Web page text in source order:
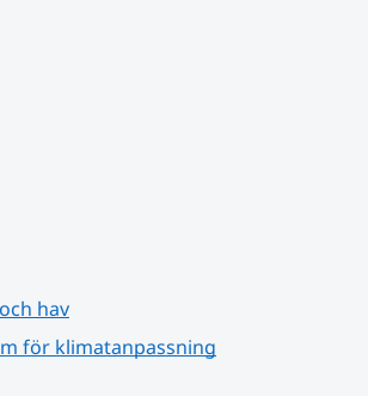
hav
för klimatanpassning